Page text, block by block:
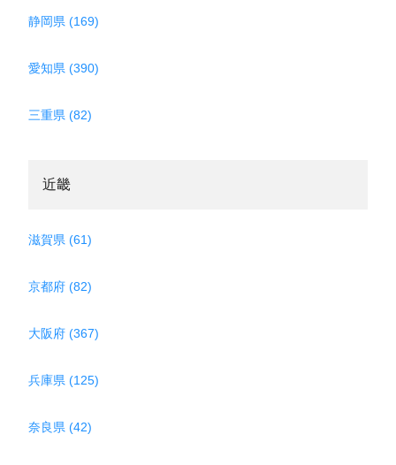
静岡県 (169)
愛知県 (390)
三重県 (82)
近畿
滋賀県 (61)
京都府 (82)
大阪府 (367)
兵庫県 (125)
奈良県 (42)